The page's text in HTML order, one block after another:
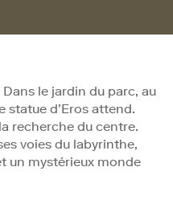
le jardin du parc, au
statue d’Eros attend.
recherche du centre.
voies du labyrinthe,
un mystérieux monde